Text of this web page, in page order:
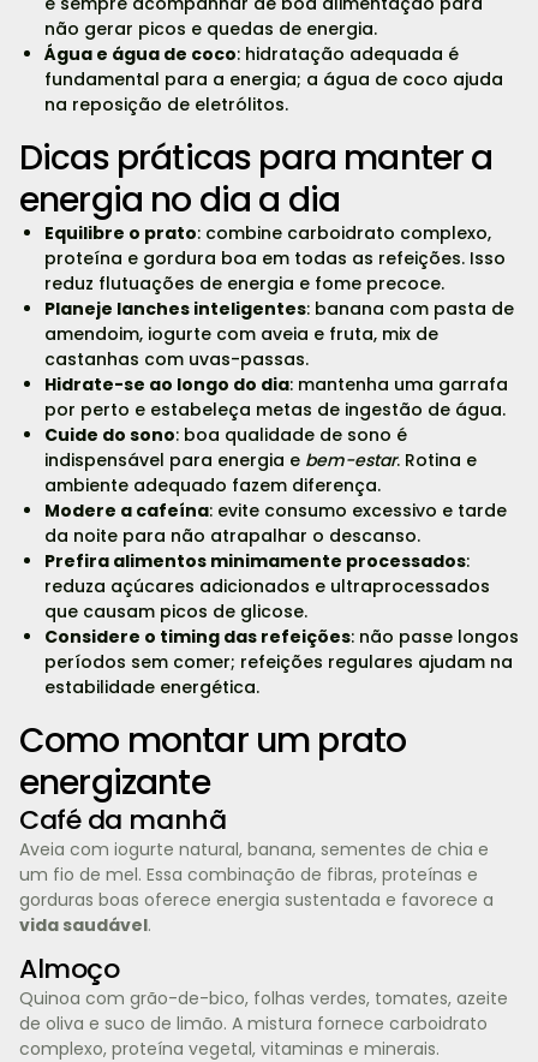
não gerar picos e quedas de energia.
Água e água de coco: hidratação adequada é
fundamental para a energia; a água de coco ajuda
na reposição de eletrólitos.
Dicas práticas para manter a
energia no dia a dia
Equilibre o prato: combine carboidrato complexo,
proteína e gordura boa em todas as refeições. Isso
reduz flutuações de energia e fome precoce.
Planeje lanches inteligentes: banana com pasta de
amendoim, iogurte com aveia e fruta, mix de
castanhas com uvas-passas.
Hidrate-se ao longo do dia: mantenha uma garrafa
por perto e estabeleça metas de ingestão de água.
Cuide do sono: boa qualidade de sono é
indispensável para energia e bem-estar. Rotina e
ambiente adequado fazem diferença.
Modere a cafeína: evite consumo excessivo e tarde
da noite para não atrapalhar o descanso.
Prefira alimentos minimamente processados:
reduza açúcares adicionados e ultraprocessados
que causam picos de glicose.
Considere o timing das refeições: não passe longos
períodos sem comer; refeições regulares ajudam na
estabilidade energética.
Como montar um prato
energizante
Café da manhã
Aveia com iogurte natural, banana, sementes de chia e
um fio de mel. Essa combinação de fibras, proteínas e
gorduras boas oferece energia sustentada e favorece a
vida saudável.
Almoço
Quinoa com grão-de-bico, folhas verdes, tomates, azeite
de oliva e suco de limão. A mistura fornece carboidrato
complexo, proteína vegetal, vitaminas e minerais.